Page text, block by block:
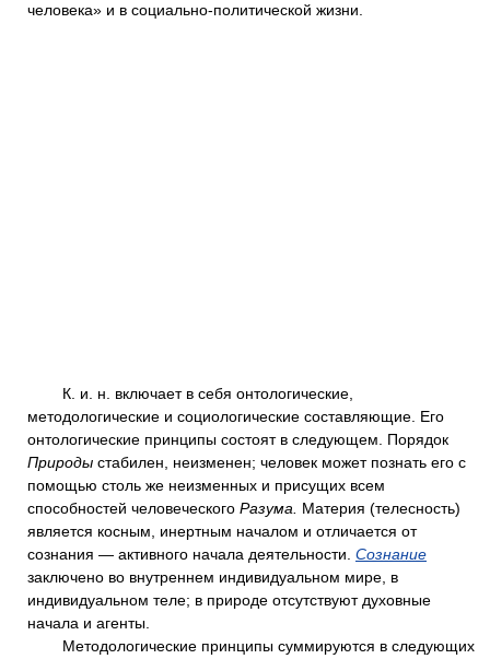
человека» и в социально-политической жизни.
К. и. н. включает в себя онтологические,
методологические и социологические составляющие. Его
онтологические принципы состоят в следующем. Порядок
Природы стабилен, неизменен; человек может познать его с
помощью столь же неизменных и присущих всем
способностей человеческого Разума. Материя (телесность)
является косным, инертным началом и отличается от
сознания — активного начала деятельности. Сознание
заключено во внутреннем индивидуальном мире, в
индивидуальном теле; в природе отсутствуют духовные
начала и агенты.
Методологические принципы суммируются в следующих